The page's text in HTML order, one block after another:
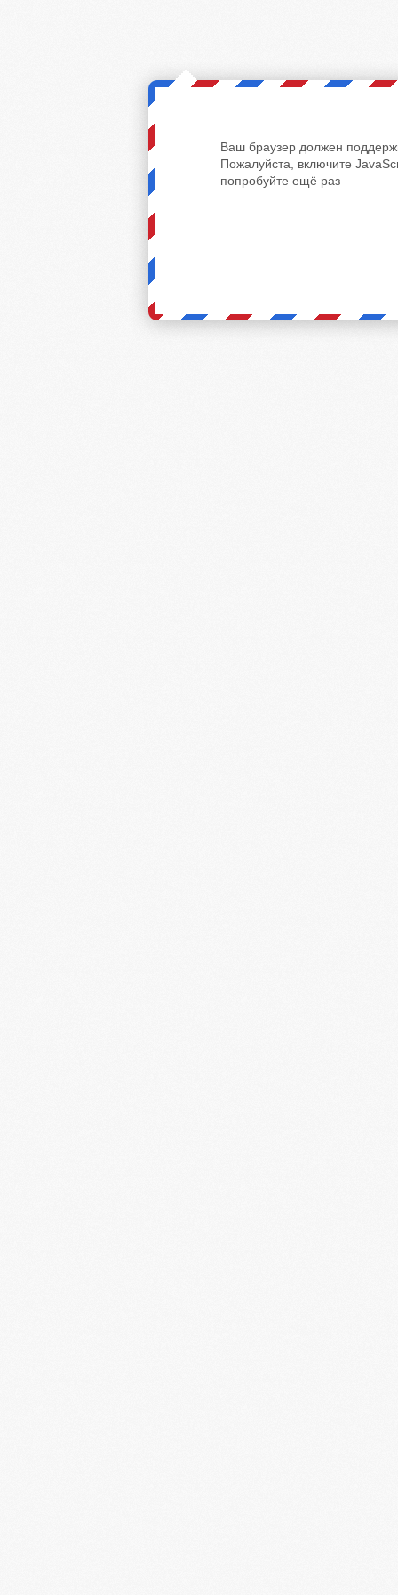
Ваш браузер должен
Пожалуйста, включите
попробуйте ещё раз